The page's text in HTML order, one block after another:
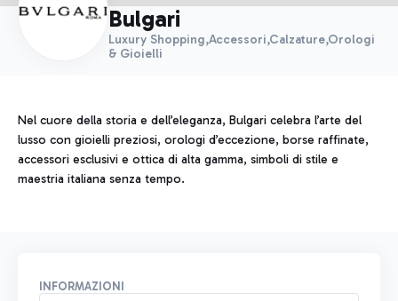
Bulgari
Luxury Shopping,Accessori,Calzature,Orologi
& Gioielli
Nel cuore della storia e dell’eleganza, Bulgari celebra l’arte del
lusso con gioielli preziosi, orologi d’eccezione, borse raffinate,
accessori esclusivi e ottica di alta gamma, simboli di stile e
maestria italiana senza tempo.
INFORMAZIONI